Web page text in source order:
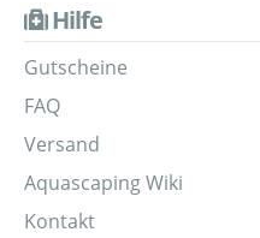
Hilfe
Gutscheine
FAQ
Versand
Aquascaping Wiki
Kontakt